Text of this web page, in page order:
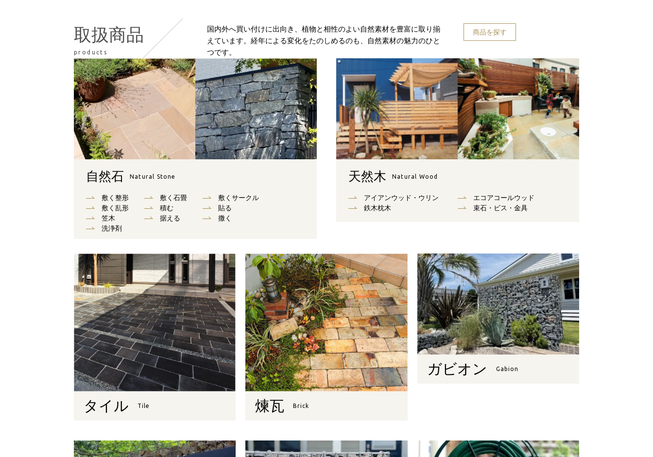
取扱商品
products
国内外へ買い付けに出向き、植物と相性のよい自然素材を豊富に取り揃
えています。経年による変化をたのしめるのも、自然素材の魅力のひと
つです。
商品を探す
自然石 Natural Stone
敷く整形 敷く石畳
敷くサークル
敷く乱形
積む
貼る
笠木
据える
撒く
洗浄剤
天然木 Natural Wood
アイアンウッド・ウリン
エコアコールウッド
鉄木枕木
束⽯・ビス・⾦具
タイル Tile 煉瓦 Brick
ガビオン Gabion